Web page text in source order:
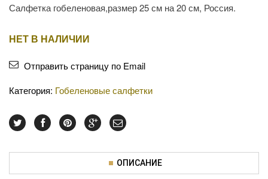
Салфетка гобеленовая,размер 25 см на 20 см, Россия.
НЕТ В НАЛИЧИИ
Отправить страницу по Email
Категория: Гобеленовые салфетки
ОПИСАНИЕ